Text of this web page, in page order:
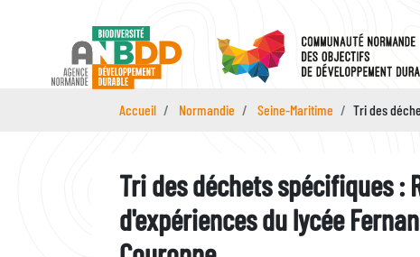
Accueil Normandie Seine-Maritime Tri des
Tri des déchets spécifiques :
d'expériences du lycée